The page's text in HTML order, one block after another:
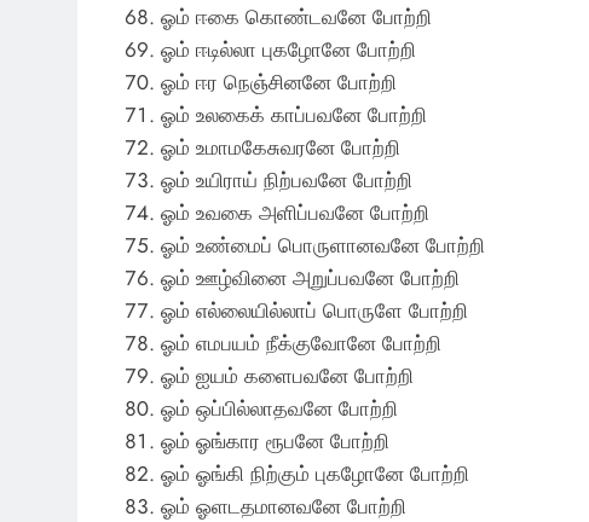
ஓம் ஈகை கொண்டவனே போற்றி
ஓம் ஈடில்லா புகழோனே போற்றி
ஓம் ஈர நெஞ்சினனே போற்றி
ஓம் உலகைக் காப்பவனே போற்றி
ஓம் உமாமகேசுவரனே போற்றி
ஓம் உயிராய் நிற்பவனே போற்றி
ஓம் உவகை அளிப்பவனே போற்றி
ஓம் உண்மைப் பொருளானவனே போற்றி
ஓம் ஊழ்வினை அறுப்பவனே போற்றி
ஓம் எல்லையில்லாப் பொருளே போற்றி
ஓம் எமபயம் நீக்குவோனே போற்றி
ஓம் ஐயம் களைபவனே போற்றி
ஓம் ஒப்பில்லாதவனே போற்றி
ஓம் ஓங்கார ரூபனே போற்றி
ஓம் ஓங்கி நிற்கும் புகழோனே போற்றி
ஓம் ஓளடதமானவனே போற்றி